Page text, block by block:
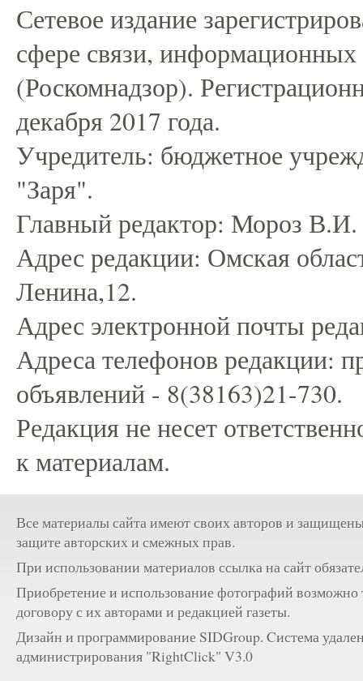
Сетевое издание
сфере связи,
(Роскомнадзор).
декабря 2017 года.
Учредитель: бюджетное
"Заря".
Главный редактор: Мороз В.И.
Адрес редакции: Омская
Ленина,12.
Адрес электронной почты
Адреса телефонов редакции:
объявлений - 8(38163)21-730.
Редакция не несет
к материалам.
Все материалы сайта имеют своих авторов и
защите авторских и смежных прав.
При использовании материалов ссылка на сайт
Приобретение и использование фотографий возможно
договору с их авторами и редакцией газеты.
Дизайн и программирование SIDGroup. Cистема
администрирования "RightClick" V3.0